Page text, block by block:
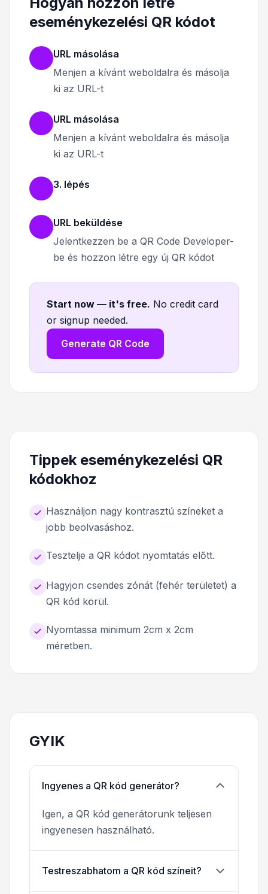
eseménykezelési QR kódot
URL másolása
Menjen a kívánt weboldalra és másolja
ki az URL-t
URL másolása
Menjen a kívánt weboldalra és másolja
ki az URL-t
3. lépés
URL beküldése
Jelentkezzen be a QR Code Developer-
be és hozzon létre egy új QR kódot
Start now — it's free. No credit card
or signup needed.
Generate QR Code
Tippek eseménykezelési QR
kódokhoz
Használjon nagy kontrasztú színeket a
jobb beolvasáshoz.
Tesztelje a QR kódot nyomtatás előtt.
Hagyjon csendes zónát (fehér területet) a
QR kód körül.
Nyomtassa minimum 2cm x 2cm
méretben.
GYIK
Ingyenes a QR kód generátor?
Igen, a QR kód generátorunk teljesen
ingyenesen használható.
Testreszabhatom a QR kód színeit?